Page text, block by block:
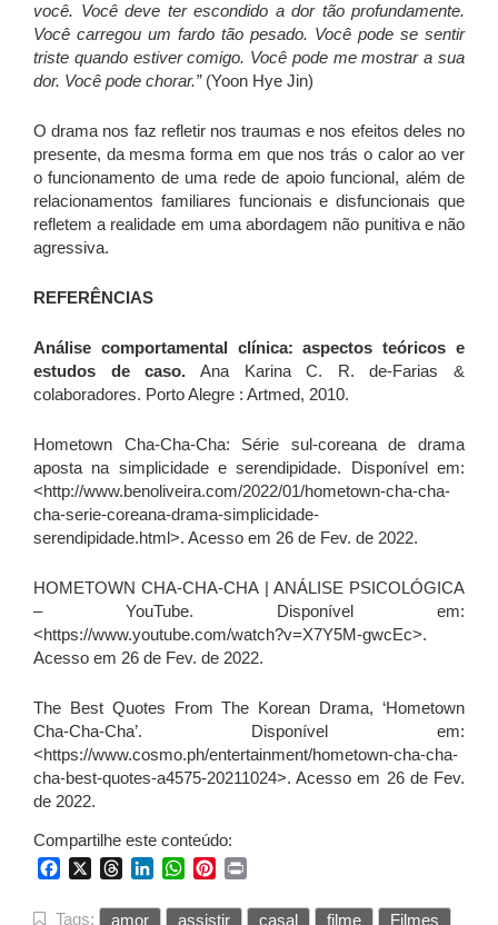
você. Você deve ter escondido a dor tão profundamente.
Você carregou um fardo tão pesado. Você pode se sentir
triste quando estiver comigo. Você pode me mostrar a sua
dor. Você pode chorar.” (Yoon Hye Jin)
O drama nos faz refletir nos traumas e nos efeitos deles no
presente, da mesma forma em que nos trás o calor ao ver
o funcionamento de uma rede de apoio funcional, além de
relacionamentos familiares funcionais e disfuncionais que
refletem a realidade em uma abordagem não punitiva e não
agressiva.
REFERÊNCIAS
Análise comportamental clínica: aspectos teóricos e
estudos de caso. Ana Karina C. R. de-Farias &
colaboradores. Porto Alegre : Artmed, 2010.
Hometown Cha-Cha-Cha: Série sul-coreana de drama
aposta na simplicidade e serendipidade. Disponível em:
<http://www.benoliveira.com/2022/01/hometown-cha-cha-
cha-serie-coreana-drama-simplicidade-
serendipidade.html>. Acesso em 26 de Fev. de 2022.
HOMETOWN CHA-CHA-CHA | ANÁLISE PSICOLÓGICA
– YouTube. Disponível em:
<https://www.youtube.com/watch?v=X7Y5M-gwcEc>.
Acesso em 26 de Fev. de 2022.
The Best Quotes From The Korean Drama, ‘Hometown
Cha-Cha-Cha’. Disponível em:
<https://www.cosmo.ph/entertainment/hometown-cha-cha-
cha-best-quotes-a4575-20211024>. Acesso em 26 de Fev.
de 2022.
Compartilhe este conteúdo:
FacebookThreadsLinkedInWhatsApp
Pinterest
Tags: amor assistir casal filme
Filmes